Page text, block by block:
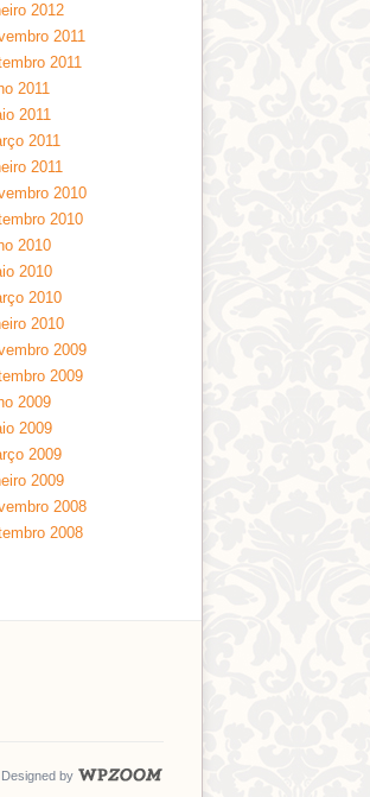
2012
2011
2011
2011
2011
2011
2011
2010
2010
2010
2010
2010
2010
2009
2009
2009
2009
2009
2009
2008
2008
Designed by